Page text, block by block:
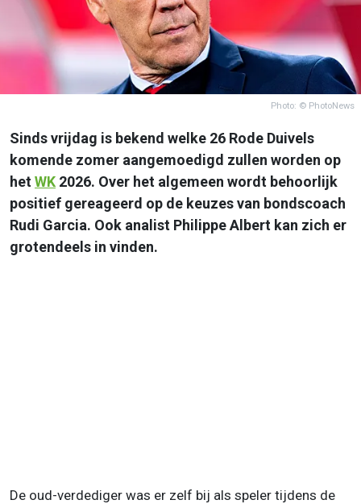
Photo: © PhotoNews
Sinds vrijdag is bekend welke 26 Rode Duivels
komende zomer aangemoedigd zullen worden op
hetWK 2026. Over het algemeen wordt behoorlijk
positief gereageerd op de keuzes van bondscoach
Rudi Garcia. Ook analist Philippe Albert kan zich er
grotendeels in vinden.
De oud-verdediger was er zelf bij als speler tijdens de